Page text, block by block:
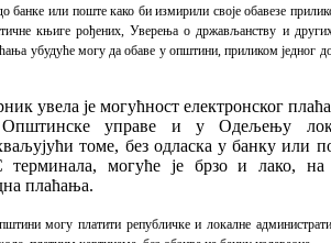
банке или поште како би измирили своје обавезе
књиге рођених, Уверења о држављанству и
убудуће могу да обаве у општини, приликом једног
увела је могућност електронског
управе и у Одељењу
томе, без одласка у банку или
могуће је брзо и лако, на
плаћања.
могу платити републичке и локалне